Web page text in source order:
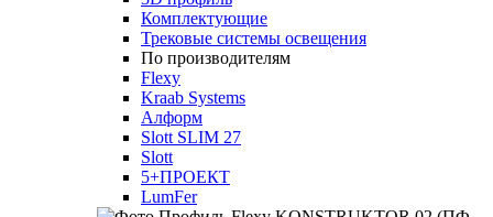
Комплектующие
Трековые системы освещения
По производителям
Flexy
Kraab Systems
Алформ
Slott SLIM 27
Slott
5+ПРОЕКТ
LumFer